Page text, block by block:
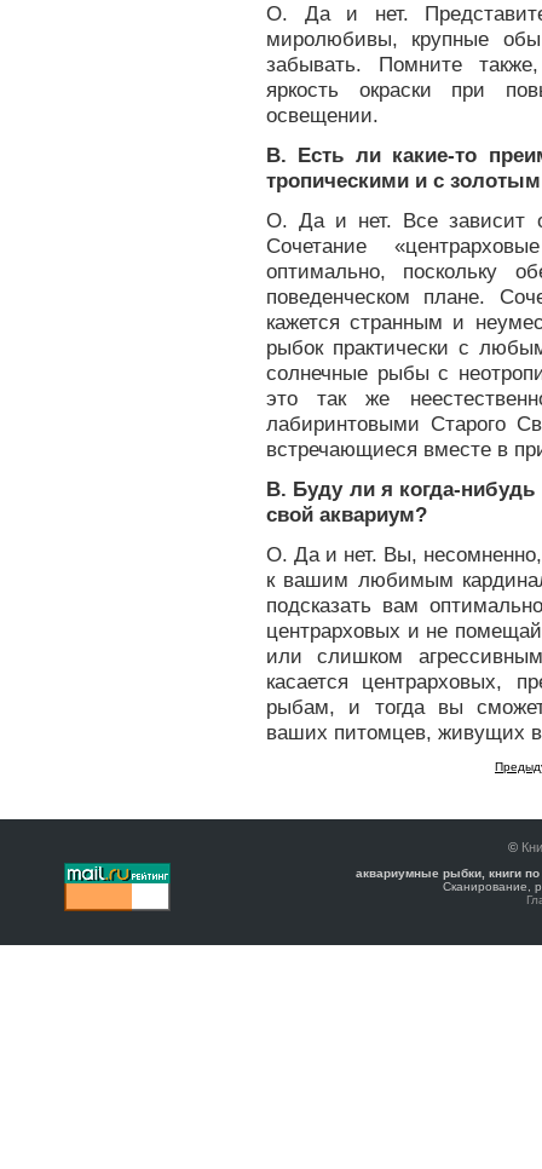
О. Да и нет.
миролюбивы, крупные
забывать. Помните
яркость окраски при
освещении.
В. Есть ли какие-то
тропическими и с
О. Да и нет. Все зависит
Сочетание
оптимально, поскольку
поведенческом плане.
кажется странным и
рыбок практически с
солнечные рыбы с
это так же
лабиринтовыми Старого
встречающиеся вместе в
В. Буду ли я когда-нибудь
свой аквариум?
О. Да и нет. Вы,
к вашим любимым
подсказать вам
центрарховых и не
или слишком
касается центрарховых,
рыбам, и тогда вы
ваших питомцев, живущих
©
аквариумные рыбки, книги
Сканирование,